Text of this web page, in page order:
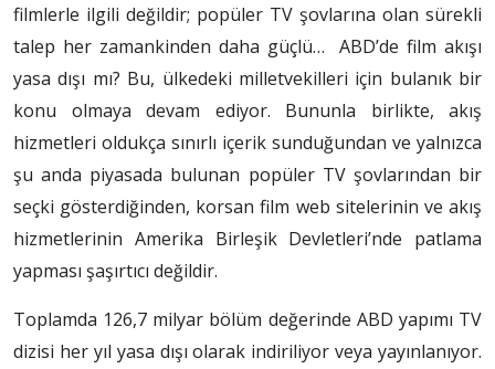
filmlerle ilgili değildir; popüler TV şovlarına olan sürekli
talep her zamankinden daha güçlü… ABD’de film akışı
yasa dışı mı? Bu, ülkedeki milletvekilleri için bulanık bir
konu olmaya devam ediyor. Bununla birlikte, akış
hizmetleri oldukça sınırlı içerik sunduğundan ve yalnızca
şu anda piyasada bulunan popüler TV şovlarından bir
seçki gösterdiğinden, korsan film web sitelerinin ve akış
hizmetlerinin Amerika Birleşik Devletleri’nde patlama
yapması şaşırtıcı değildir.
Toplamda 126,7 milyar bölüm değerinde ABD yapımı TV
dizisi her yıl yasa dışı olarak indiriliyor veya yayınlanıyor.